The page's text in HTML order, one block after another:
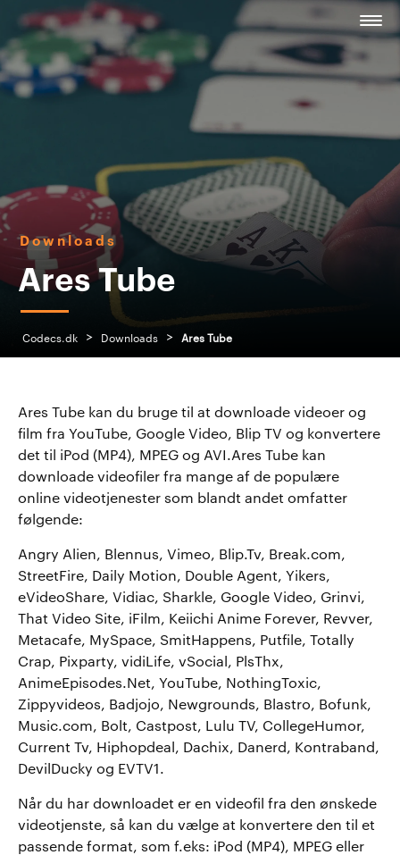
Downloads
Ares Tube
Codecs.dk > Downloads > Ares Tube
Ares Tube kan du bruge til at downloade videoer og
film fra YouTube, Google Video, Blip TV og konvertere
det til iPod (MP4), MPEG og AVI.Ares Tube kan
downloade videofiler fra mange af de populære
online videotjenester som blandt andet omfatter
følgende:
Angry Alien, Blennus, Vimeo, Blip.Tv, Break.com,
StreetFire, Daily Motion, Double Agent, Yikers,
eVideoShare, Vidiac, Sharkle, Google Video, Grinvi,
That Video Site, iFilm, Keiichi Anime Forever, Revver,
Metacafe, MySpace, SmitHappens, Putfile, Totally
Crap, Pixparty, vidiLife, vSocial, PlsThx,
AnimeEpisodes.Net, YouTube, NothingToxic,
Zippyvideos, Badjojo, Newgrounds, Blastro, Bofunk,
Music.com, Bolt, Castpost, Lulu TV, CollegeHumor,
Current Tv, Hiphopdeal, Dachix, Danerd, Kontraband,
DevilDucky og EVTV1.
Når du har downloadet er en videofil fra den ønskede
videotjenste, så kan du vælge at konvertere den til et
passende format, som f.eks: iPod (MP4), MPEG eller